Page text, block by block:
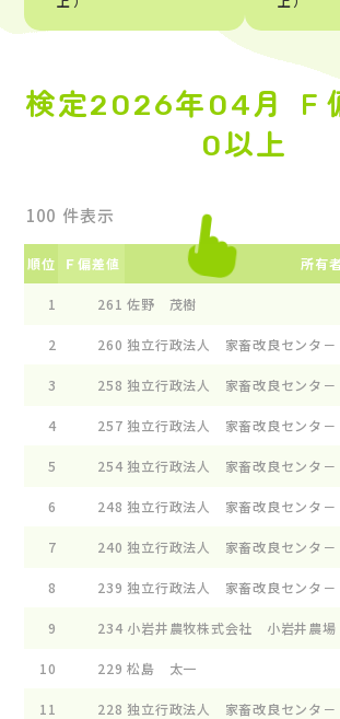
検定2026年04月 Ｆ
0以上
件表示
順位 Ｆ偏差値 所有
1 261 佐野 茂樹
2 260 独立行政法人 家畜改良センタ－
3 258 独立行政法人 家畜改良センタ－
4 257 独立行政法人 家畜改良センタ－
5 254 独立行政法人 家畜改良センタ－
6 248 独立行政法人 家畜改良センタ－
7 240 独立行政法人 家畜改良センタ－
8 239 独立行政法人 家畜改良センタ－
9 234 小岩井農牧株式会社 小岩井農場
10 229 松島 太一
11 228 独立行政法人 家畜改良センタ－